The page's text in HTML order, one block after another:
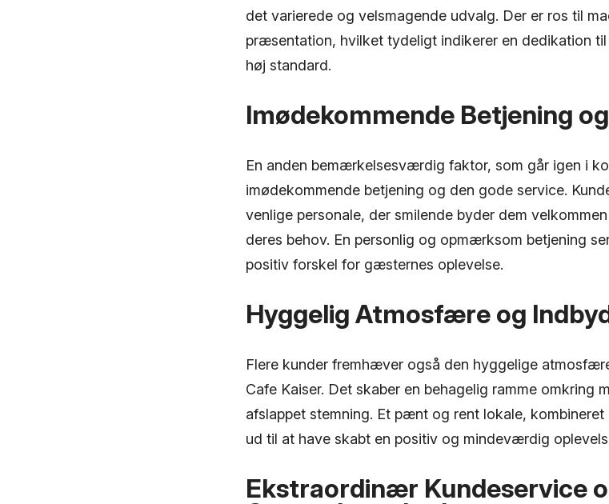
det varierede og velsmagende udvalg. Der er ros til
præsentation, hvilket tydeligt indikerer en dedikation
høj standard.
Imødekommende Betjening
En anden bemærkelsesværdig faktor, som går igen i
imødekommende betjening og den gode service.
venlige personale, der smilende byder dem
deres behov. En personlig og opmærksom betjening
positiv forskel for gæsternes oplevelse.
Hyggelig Atmosfære og
Flere kunder fremhæver også den hyggelige
Cafe Kaiser. Det skaber en behagelig ramme omkring
afslappet stemning. Et pænt og rent lokale,
ud til at have skabt en positiv og mindeværdig
Ekstraordinær Kundeservice